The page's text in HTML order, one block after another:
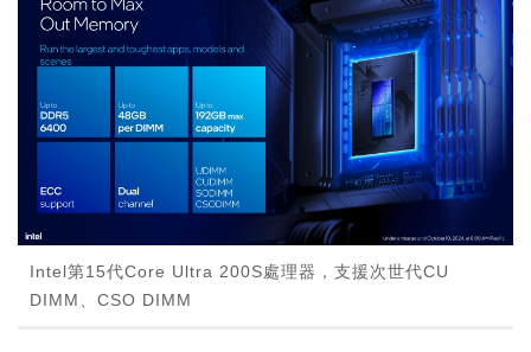
Intel第15代Core Ultra 200S處理器，支援次世代CU
DIMM、CSO DIMM